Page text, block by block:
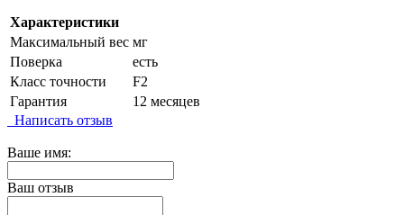
Характеристики
Максимальный вес мг
Поверка
есть
Класс точности
F2
Гарантия
12 месяцев
Написать отзыв
Ваше имя:
Ваш отзыв